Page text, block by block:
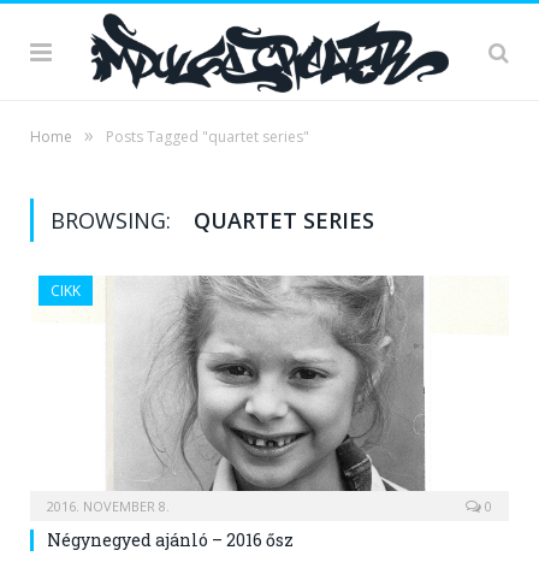
Home » Posts Tagged "quartet series"
BROWSING: QUARTET SERIES
CIKK
2016. NOVEMBER 8. 0
Négynegyed ajánló – 2016 ősz